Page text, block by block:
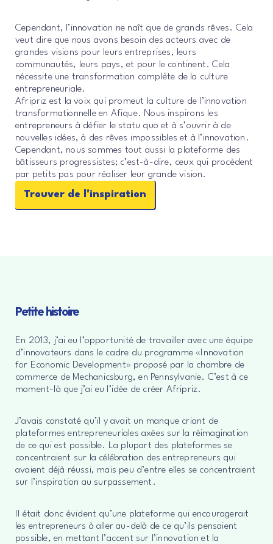
Cependant, l’innovation ne naît que de grands rêves. Cela
veut dire que nous avons besoin des acteurs avec de
grandes visions pour leurs entreprises, leurs
communautés, leurs pays, et pour le continent. Cela
nécessite une transformation complète de la culture
entrepreneuriale.
Afripriz est la voix qui promeut la culture de l’innovation
transformationnelle en Afique. Nous inspirons les
entrepreneurs à défier le statu quo et à s’ouvrir à de
nouvelles idées, à des rêves impossibles et à l’innovation.
Cependant, nous sommes tout aussi la plateforme des
bâtisseurs progressistes; c’est-à-dire, ceux qui procèdent
par petits pas pour réaliser leur grande vision.
Trouver de l'inspiration
Petite histoire
En 2013, j’ai eu l’opportunité de travailler avec une équipe
d’innovateurs dans le cadre du programme «Innovation
for Economic Development» proposé par la chambre de
commerce de Mechanicsburg, en Pennsylvanie. C’est à ce
moment-là que j’ai eu l’idée de créer Afripriz.
J’avais constaté qu’il y avait un manque criant de
plateformes entrepreneuriales axées sur la réimagination
de ce qui est possible. La plupart des plateformes se
concentraient sur la célébration des entrepreneurs qui
avaient déjà réussi, mais peu d’entre elles se concentraient
sur l’inspiration au surpassement.
Il était donc évident qu’une plateforme qui encouragerait
les entrepreneurs à aller au-delà de ce qu’ils pensaient
possible, en mettant l’accent sur l’innovation et la